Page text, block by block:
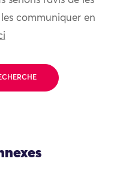
communiquer en